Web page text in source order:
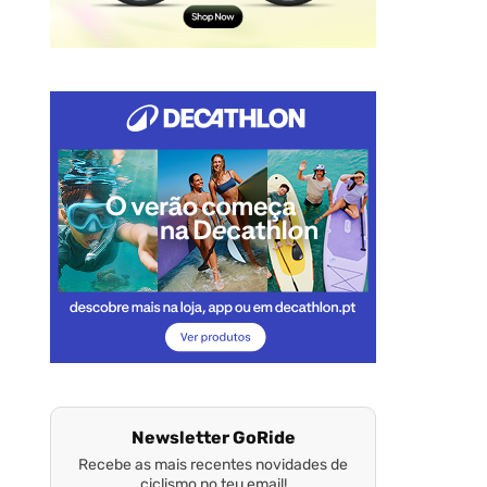
Newsletter GoRide
Recebe as mais recentes novidades de